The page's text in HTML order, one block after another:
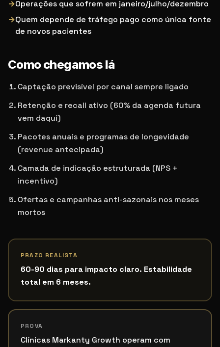
→Operações que sofrem em janeiro/julho/dezembro
→Quem depende de tráfego pago como única fonte
de novos pacientes
Como chegamos lá
Captação previsível por canal sempre ligado
Retenção e recall ativo (60% da agenda futura
vem daqui)
Pacotes anuais e programas de longevidade
(revenue antecipada)
Camada de indicação estruturada (NPS +
incentivo)
Ofertas e campanhas anti-sazonais nos meses
mortos
PRAZO REALISTA
60-90 dias para impacto claro. Estabilidade
total em 6 meses.
PROVA
Clínicas Markanty Growth operam com